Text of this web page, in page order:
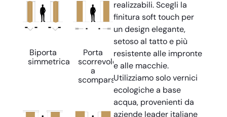
Biporta
simmetrica
Porta
scorrevole
a
scomparsa
realizzabili. Scegli la
finitura soft touch per
un design elegante,
setoso al tatto e più
resistente alle impronte
e alle macchie.
Utilizziamo solo vernici
ecologiche a base
acqua, provenienti da
aziende leader italiane